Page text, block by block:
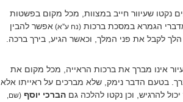
נקטו שעיוור חייב במצוות, מכל מקום בפשטות
הגמרא במסכת ברכות (נח ע''א) אפשר להבין
לקבל את פני המלך, וכאשר הגיע, בירך ברכה.
אינו מברך את ברכות הראייה, מכל מקום את
בטעם הדבר נימק, שלא מברכים על ראייתו אלא
להרגיש, וכן נקטו להלכה גם הברכי יוסף (שם,